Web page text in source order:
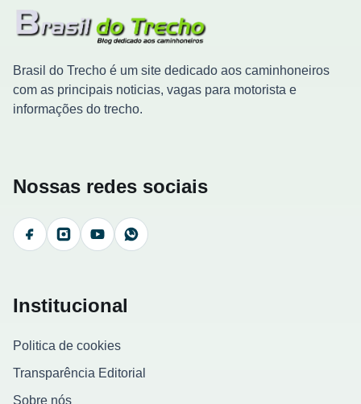
Brasil do Trecho é um site dedicado aos caminhoneiros
com as principais noticias, vagas para motorista e
informações do trecho.
Nossas redes sociais
FacebookInstagramYouTubeWhatsApp
Institucional
Politica de cookies
Transparência Editorial
Sobre nós